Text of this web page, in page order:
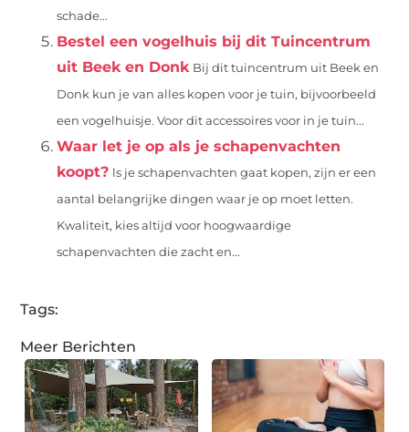
schade...
Bestel een vogelhuis bij dit Tuincentrum
uit Beek en Donk Bij dit tuincentrum uit Beek en
Donk kun je van alles kopen voor je tuin, bijvoorbeeld
een vogelhuisje. Voor dit accessoires voor in je tuin...
Waar let je op als je schapenvachten
koopt? ls je schapenvachten gaat kopen, zijn er een
aantal belangrijke dingen waar je op moet letten.
Kwaliteit, kies altijd voor hoogwaardige
schapenvachten die zacht en...
Tags:
Meer Berichten